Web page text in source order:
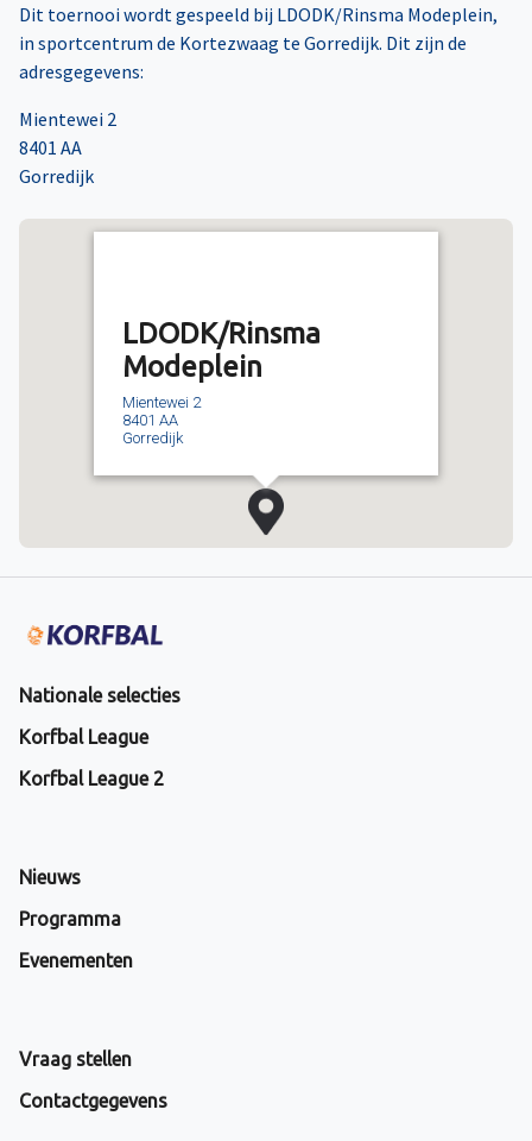
Dit toernooi wordt gespeeld bij LDODK/Rinsma Modeplein,
in sportcentrum de Kortezwaag te Gorredijk. Dit zijn de
adresgegevens:
Mientewei 2
8401 AA
Gorredijk
LDODK/Rinsma
Modeplein
Mientewei 2
8401 AA
Gorredijk
Nationale selecties
Korfbal League
Korfbal League 2
Nieuws
Programma
Evenementen
Vraag stellen
Contactgegevens